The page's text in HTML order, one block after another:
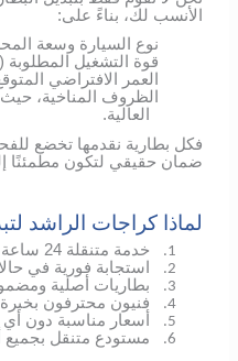
الأنسب لك، بناءً على:
نوع السيارة وسعة
قوة التشغيل المطلوبة
العمر الافتراضي
الظروف المناخية،
العالية.
فكل بطارية نقدمها تخضع
ضمان حقيقي لتكون مطمئنًا
لماذا كراجات الراشد
1. خدمة متنقلة 24 ساعة تشمل جميع مناطق الكويت.
2. استجابة فورية في
3. بطاريات أصلية
4. فنيون محترفون بخبرة
5. أسعار مناسبة دون
6. مستودع متنقل بجميع